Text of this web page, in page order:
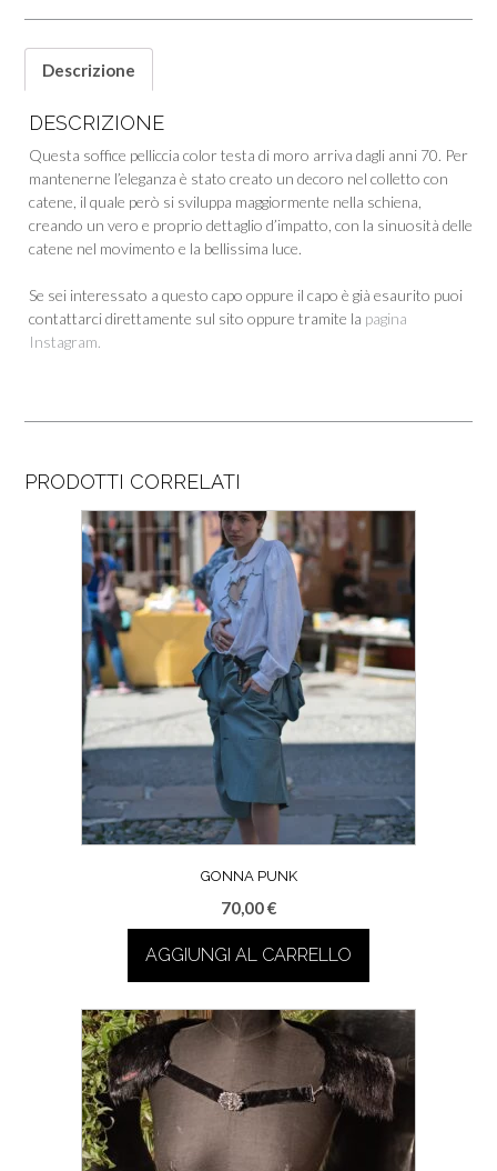
e
b
o
k
ail
n
Descrizione
DESCRIZIONE
Questa soffice pelliccia color testa di moro arriva dagli anni 70. Per
mantenerne l’eleganza è stato creato un decoro nel colletto con
catene, il quale però si sviluppa maggiormente nella schiena,
creando un vero e proprio dettaglio d’impatto, con la sinuosità delle
catene nel movimento e la bellissima luce.
Se sei interessato a questo capo oppure il capo è già esaurito puoi
contattarci direttamente sul sito oppure tramite la pagina
Instagram.
PRODOTTI CORRELATI
GONNA PUNK
70,00€
AGGIUNGI AL CARRELLO